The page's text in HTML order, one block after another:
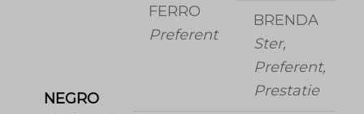
NEGRO
FERRO
Preferent
BRENDA
Ster,
Preferent,
Prestatie